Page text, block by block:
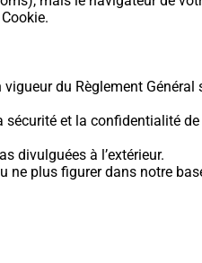
du Règlement
et la confidentialité
divulguées à l’extérieur.
plus figurer dans notre